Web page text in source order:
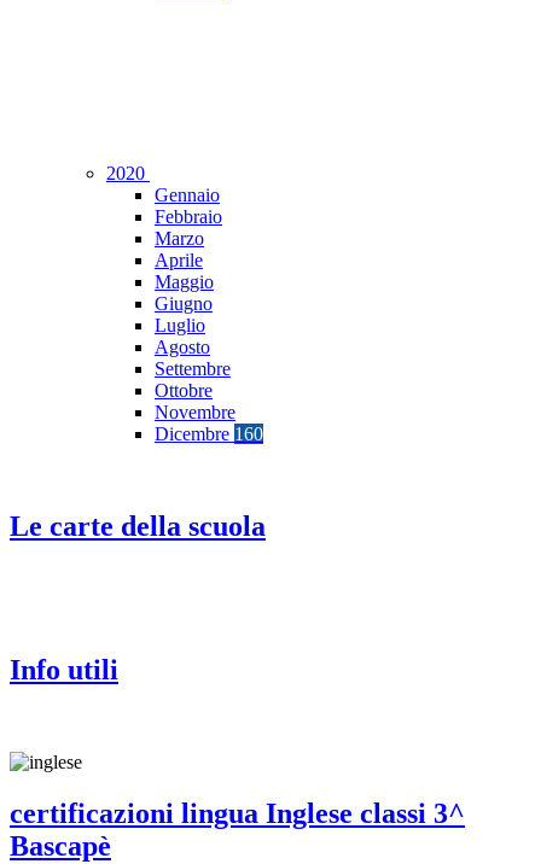
2020
Gennaio
Febbraio
Marzo
Aprile
Maggio
Giugno
Luglio
Agosto
Settembre
Ottobre
Novembre
Dicembre 160
Le carte della scuola
Info utili
certificazioni lingua Inglese classi 3^
Bascapè